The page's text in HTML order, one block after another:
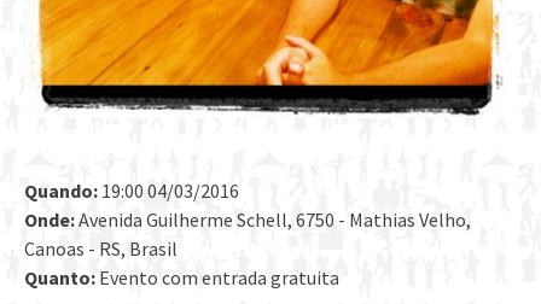
Quando: 19:00 04/03/2016
Onde:Avenida Guilherme Schell, 6750 - Mathias Velho,
Canoas - RS, Brasil
Quanto: Evento com entrada gratuita